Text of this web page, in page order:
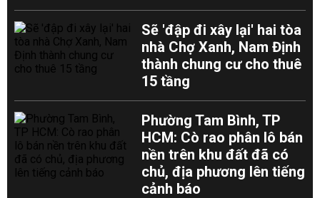
Sẽ 'đập đi xây lại' hai tòa
nhà Chợ Xanh, Nam Định
thành chung cư cho thuê
15 tầng
Phường Tam Bình, TP
HCM: Cò rao phân lô bán
nền trên khu đất đã có
chủ, địa phương lên tiếng
cảnh báo